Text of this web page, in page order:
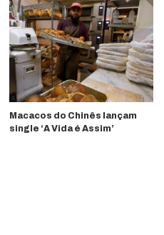
Macacos do Chinês lançam
single ‘A Vida é Assim’